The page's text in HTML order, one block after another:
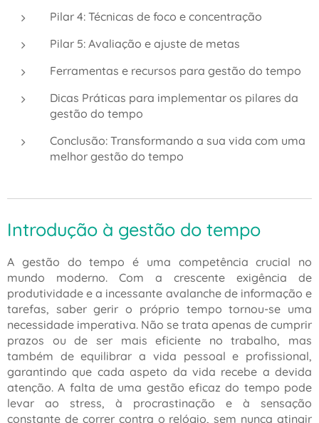
Pilar 4: Técnicas de foco e concentração
Pilar 5: Avaliação e ajuste de metas
Ferramentas e recursos para gestão do tempo
Dicas Práticas para implementar os pilares da
gestão do tempo
Conclusão: Transformando a sua vida com uma
melhor gestão do tempo
Introdução à gestão do tempo
A gestão do tempo é uma competência crucial no
mundo moderno. Com a crescente exigência de
produtividade e a incessante avalanche de informação e
tarefas, saber gerir o próprio tempo tornou-se uma
necessidade imperativa. Não se trata apenas de cumprir
prazos ou de ser mais eficiente no trabalho, mas
também de equilibrar a vida pessoal e profissional,
garantindo que cada aspeto da vida recebe a devida
atenção. A falta de uma gestão eficaz do tempo pode
levar ao stress, à procrastinação e à sensação
constante de correr contra o relógio, sem nunca atingir